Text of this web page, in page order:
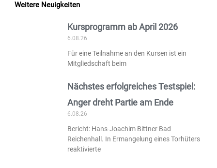
Weitere Neuigkeiten
Kursprogramm ab April 2026
6.08.26
Für eine Teilnahme an den Kursen ist ein
Mitgliedschaft beim
Nächstes erfolgreiches Testspiel:
Anger dreht Partie am Ende
6.08.26
Bericht: Hans-Joachim Bittner Bad
Reichenhall. In Ermangelung eines Torhüters
reaktivierte